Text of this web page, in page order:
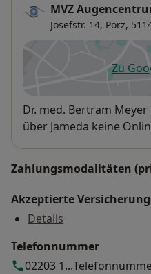
MVZ
Josefstr. 14, Porz,
Zu
Verfügbarkeit
Dr. med. Bertram
über Jameda keine
Zahlungsmodalitäten
Akzeptierte
Details
Telefonnummer
02203 1...